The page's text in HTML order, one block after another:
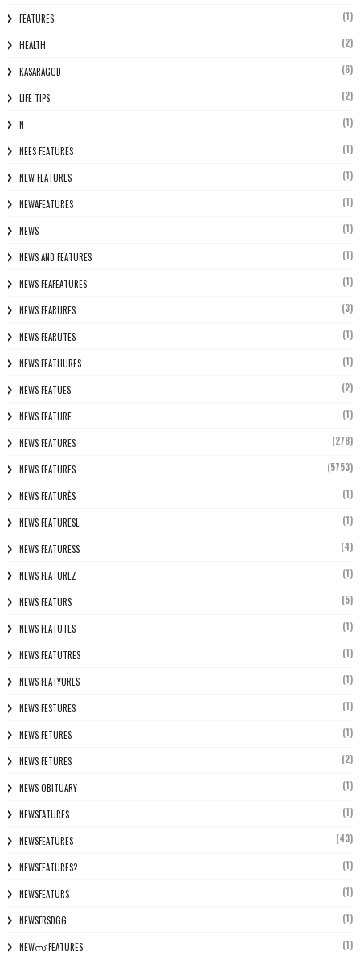
FEATURES (1)
HEALTH (2)
KASARAGOD (6)
LIFE TIPS (2)
N (1)
NEES FEATURES (1)
NEW FEATURES (1)
NEWAFEATURES (1)
NEWS (1)
NEWS AND FEATURES (1)
NEWS FEAFEATURES (1)
NEWS FEARURES (3)
NEWS FEARUTES (1)
NEWS FEATHURES (1)
NEWS FEATUES (2)
NEWS FEATURE (1)
NEWS FEATURES (278)
NEWS FEATURES (5753)
NEWS FEATURÈS (1)
NEWS FEATURESL (1)
NEWS FEATURESS (4)
NEWS FEATUREZ (1)
NEWS FEATURS (5)
NEWS FEATUTES (1)
NEWS FEATUTRES (1)
NEWS FEATYURES (1)
NEWS FESTURES (1)
NEWS FETURES (1)
NEWS FETURES (2)
NEWS OBITUARY (1)
NEWSFATURES (1)
NEWSFEATURES (43)
NEWSFEATURES? (1)
NEWSFEATURS (1)
NEWSFRSDGG (1)
NEWസ് FEATURES (1)